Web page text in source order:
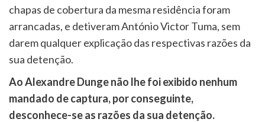
chapas de cobertura da mesma residência foram
arrancadas, e detiveram António Victor Tuma, sem
darem qualquer explicação das respectivas razões da
sua detenção.
Ao Alexandre Dunge não lhe foi exibido nenhum
mandado de captura, por conseguinte,
desconhece-se as razões da sua detenção.